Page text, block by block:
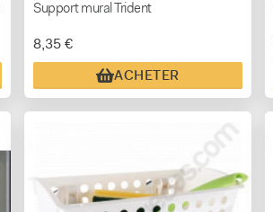
Support mural Trident
8,35 €
ACHETER